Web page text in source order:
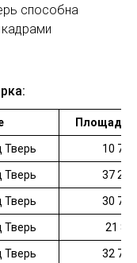
способна
Площадь,
Тверь 10 781
Тверь 37 237
Тверь 30 729
Тверь 21 89
Тверь 32 711